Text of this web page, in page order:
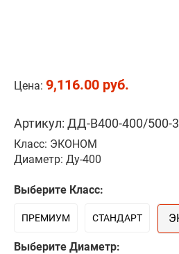
Цена: 9,116.00 руб.
Артикул: ДД-В400-400/500-
Класс: ЭКОНОМ
Диаметр: Ду-400
Выберите Класс:
ПРЕМИУМ СТАНДАРТ
Выберите Диаметр: